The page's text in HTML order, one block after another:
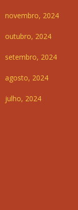
novembro, 2024
outubro, 2024
setembro, 2024
agosto, 2024
julho, 2024